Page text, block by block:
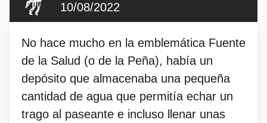
10/08/2022
No hace mucho en la emblemática Fuente
de la Salud (o de la Peña), había un
depósito que almacenaba una pequeña
cantidad de agua que permitía echar un
trago al paseante e incluso llenar unas